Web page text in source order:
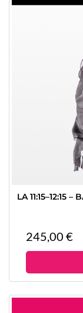
LA 11:15–12:15 –
245,00 €